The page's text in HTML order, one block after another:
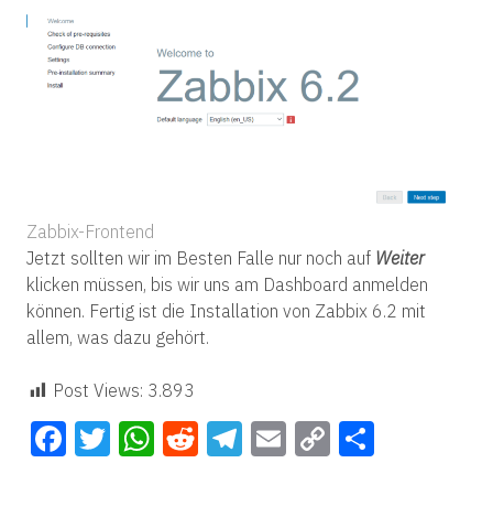
Zabbix-Frontend
Jetzt sollten wir im Besten Falle nur noch auf Weiter
klicken müssen, bis wir uns am Dashboard anmelden
können. Fertig ist die Installation von Zabbix 6.2 mit
allem, was dazu gehört.
Post Views: 3.893
Facebook
Twitter
WhatsApp
Reddit
Telegram
Email
Copy